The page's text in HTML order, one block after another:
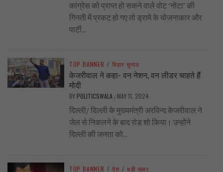
कांग्रेस को प्राप्त हो सकने वाले वोट ‘नोटा’ की
गिनती में प्रकट हो गए तो ड्रामे के योजनाकार और
पार्टी...
TOP BANNER / बिहार चुनाव
केजरीवाल ने कहा- वन नेशन, वन लीडर चाहते हैं
मोदी
BY POLITICSWALA / MAY 11, 2024
दिल्ली/ दिल्ली के मुख्यमंत्री अरविन्द केजरीवाल ने
जेल से निकलने के बाद रोड शो किया। उन्होंने
दिल्ली की जनता को...
TOP BANNER / देश / बड़ी खबर